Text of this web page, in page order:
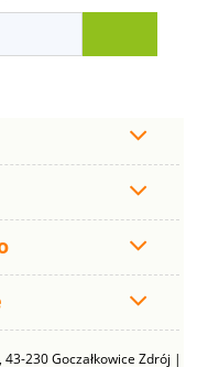
230 Goczałkowice Zdrój |